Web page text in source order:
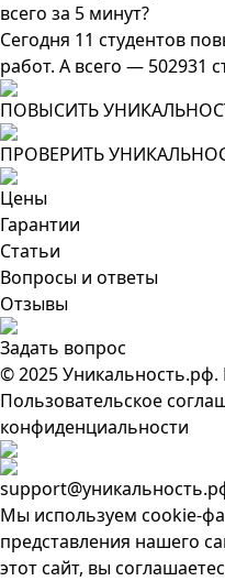
всего за 5 минут?
Сегодня 11 студентов
работ. А всего — 502931
ПОВЫСИТЬ
ПРОВЕРИТЬ
Цены
Гарантии
Статьи
Вопросы и ответы
Отзывы
Задать вопрос
© 2025
Пользовательское
конфиденциальности
Мы используем cookie-
представления нашего
этот сайт, вы